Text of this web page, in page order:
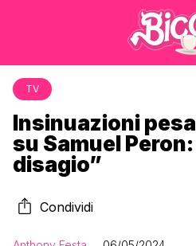
TV
Insinuazioni
su Samuel
disagio”
Condividi